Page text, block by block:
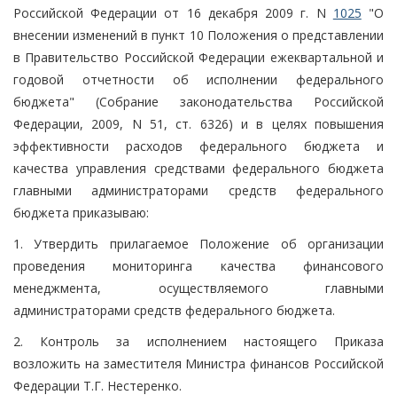
Российской Федерации от 16 декабря 2009 г. N 1025 "О
внесении изменений в пункт 10 Положения о представлении
в Правительство Российской Федерации ежеквартальной и
годовой отчетности об исполнении федерального
бюджета" (Собрание законодательства Российской
Федерации, 2009, N 51, ст. 6326) и в целях повышения
эффективности расходов федерального бюджета и
качества управления средствами федерального бюджета
главными администраторами средств федерального
бюджета приказываю:
1. Утвердить прилагаемое Положение об организации
проведения мониторинга качества финансового
менеджмента, осуществляемого главными
администраторами средств федерального бюджета.
2. Контроль за исполнением настоящего Приказа
возложить на заместителя Министра финансов Российской
Федерации Т.Г. Нестеренко.